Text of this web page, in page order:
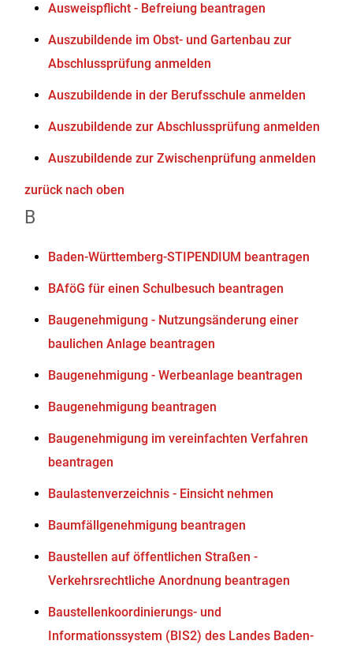
Ausweispflicht - Befreiung beantragen
Auszubildende im Obst- und Gartenbau zur
Abschlussprüfung anmelden
Auszubildende in der Berufsschule anmelden
Auszubildende zur Abschlussprüfung anmelden
Auszubildende zur Zwischenprüfung anmelden
zurück nach oben
B
Baden-Württemberg-STIPENDIUM beantragen
BAföG für einen Schulbesuch beantragen
Baugenehmigung - Nutzungsänderung einer
baulichen Anlage beantragen
Baugenehmigung - Werbeanlage beantragen
Baugenehmigung beantragen
Baugenehmigung im vereinfachten Verfahren
beantragen
Baulastenverzeichnis - Einsicht nehmen
Baumfällgenehmigung beantragen
Baustellen auf öffentlichen Straßen -
Verkehrsrechtliche Anordnung beantragen
Baustellenkoordinierungs- und
Informationssystem (BIS2) des Landes Baden-